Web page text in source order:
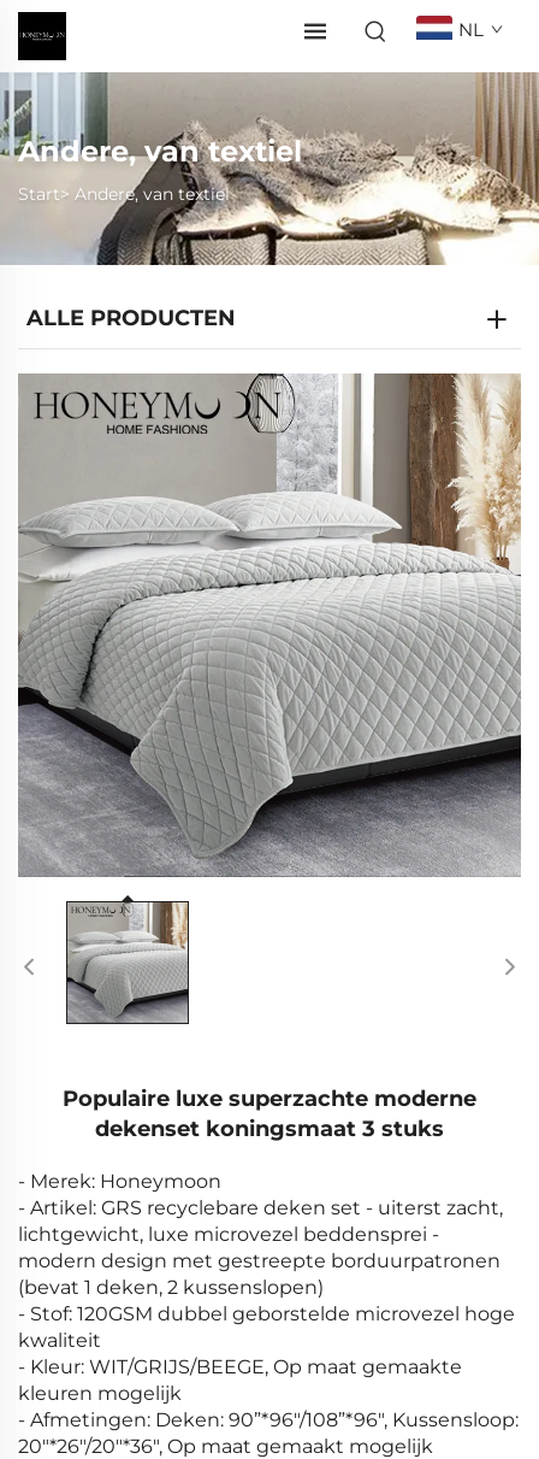
NL
Andere, van textiel
Start> Andere, van textiel
ALLE PRODUCTEN
Populaire luxe superzachte moderne
dekenset koningsmaat 3 stuks
- Merek: Honeymoon
- Artikel: GRS recyclebare deken set - uiterst zacht,
lichtgewicht, luxe microvezel beddensprei -
modern design met gestreepte borduurpatronen
(bevat 1 deken, 2 kussenslopen)
- Stof: 120GSM dubbel geborstelde microvezel hoge
kwaliteit
- Kleur: WIT/GRIJS/BEEGE, Op maat gemaakte
kleuren mogelijk
- Afmetingen: Deken: 90”*96"/108”*96", Kussensloop:
20"*26"/20"*36", Op maat gemaakt mogelijk